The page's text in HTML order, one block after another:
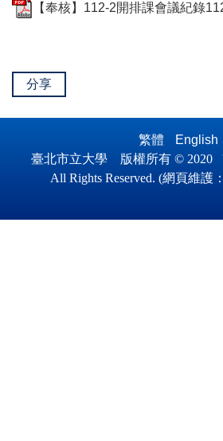
【奉核】112-2開排課會議紀錄
分享
繁體 English
臺北市立大學 版權所有 © 2020
All Rights Reserved. (網頁維護 ：